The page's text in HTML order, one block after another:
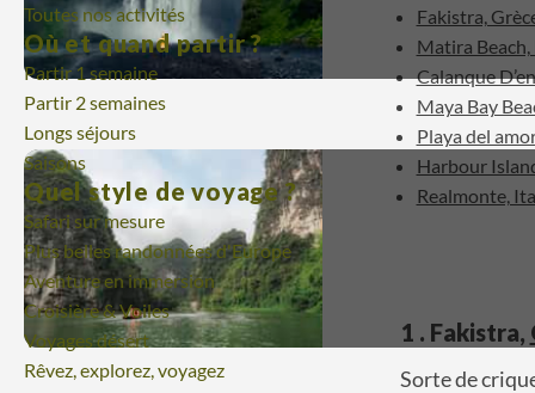
Toutes nos activités
Où et quand partir ?
Partir 1 semaine
Partir 2 semaines
Longs séjours
Saisons
Quel style de voyage ?
Safari sur mesure
Plus belles randonnées d'Europe
Aventure en immersion
Croisière & Voiles
Voyages désert
Rêvez, explorez, voyagez
Fakistra,
Matira Beach,
Calanque
Maya Bay
Playa del
Harbour
Realmonte,
1 . Fakistra,
Sorte de